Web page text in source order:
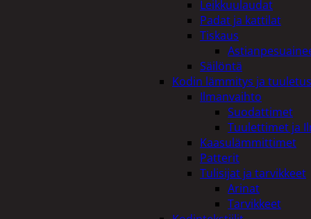
Leikkuulaudat
Padat ja kattilat
Tiskaus
Säilöntä
Kodin lämmitys ja tuuletus
Ilmanvaihto
Suodattimet
Tuulettimet ja
Kaasulämmittimet
Patterit
Tulisijat ja tarvikkeet
Arinat
Tarvikkeet